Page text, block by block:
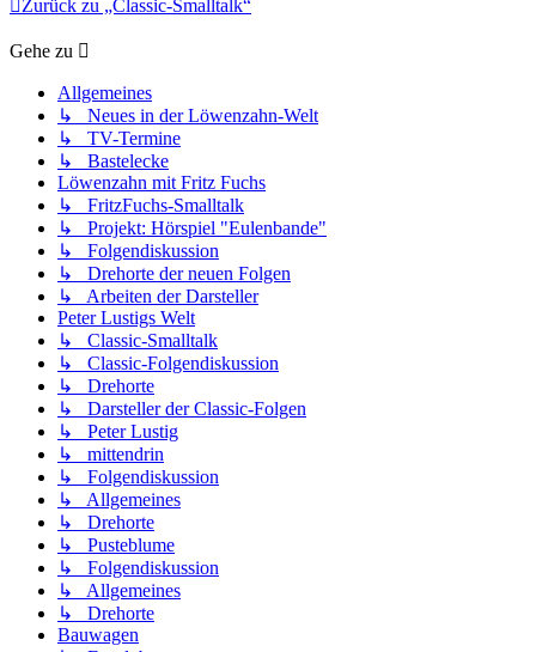
Zurück zu „Classic-Smalltalk“
Gehe zu
Allgemeines
↳ Neues in der Löwenzahn-Welt
↳ TV-Termine
↳ Bastelecke
Löwenzahn mit Fritz Fuchs
↳ FritzFuchs-Smalltalk
↳ Projekt: Hörspiel "Eulenbande"
↳ Folgendiskussion
↳ Drehorte der neuen Folgen
↳ Arbeiten der Darsteller
Peter Lustigs Welt
↳ Classic-Smalltalk
↳ Classic-Folgendiskussion
↳ Drehorte
↳ Darsteller der Classic-Folgen
↳ Peter Lustig
↳ mittendrin
↳ Folgendiskussion
↳ Allgemeines
↳ Drehorte
↳ Pusteblume
↳ Folgendiskussion
↳ Allgemeines
↳ Drehorte
Bauwagen